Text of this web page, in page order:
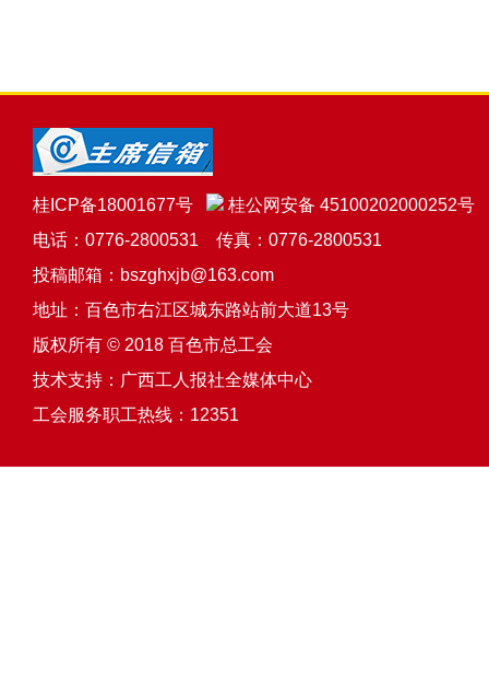
桂ICP备18001677号
桂公网安备 45100202000252号
电话：0776-2800531 传真：0776-2800531
投稿邮箱：bszghxjb@163.com
地址：百色市右江区城东路站前大道13号
版权所有 © 2018 百色市总工会
技术支持： 广西工人报社全媒体中心
工会服务职工热线：12351